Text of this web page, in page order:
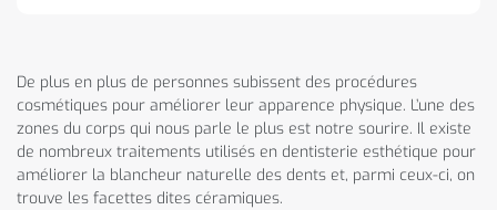
De plus en plus de personnes subissent des procédures
cosmétiques pour améliorer leur apparence physique. L’une des
zones du corps qui nous parle le plus est notre sourire. Il existe
de nombreux traitements utilisés en dentisterie esthétique pour
améliorer la blancheur naturelle des dents et, parmi ceux-ci, on
trouve les facettes dites céramiques.